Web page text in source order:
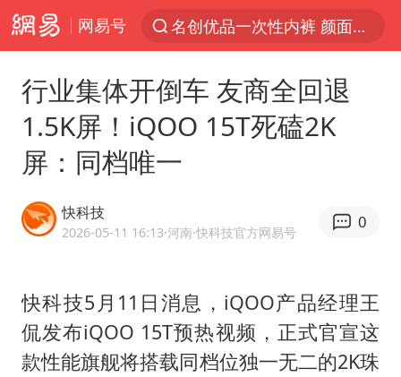
网易号
名创优品一次性内裤 颜面尽失
解锁各地夏日限定体验
香港宏福苑火灾或由烟头引起
网约车司机充电时猝死保险拒赔
周末打虎 宋致远被查
行业集体开倒车 友商全回退
1.5K屏！iQOO 15T死磕2K
屏：同档唯一
快科技
2026-05-11 16:13·河南·快科技官方网易号
0
快科技5月11日消息，iQOO产品经理王
侃发布iQOO 15T预热视频，正式官宣这
款性能旗舰将搭载同档位独一无二的2K珠